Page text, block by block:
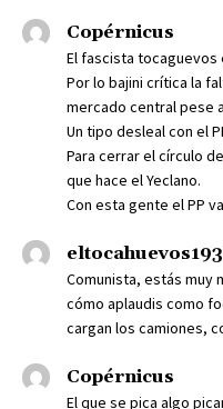
Copérnicus
El fascista tocaguevos
Por lo bajini crítica la
mercado central pese
Un tipo desleal con el
Para cerrar el círculo
que hace el Yeclano.
Con esta gente el PP
Comunista, estás muy
cómo aplaudis como
cargan los camiones,
Copérnicus
El que se pica algo